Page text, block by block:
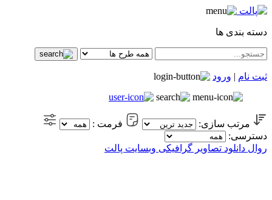
دسته بندی ها
ثبت نام | ورود
مرتب سازی:
فرمت :
دسترسی:
روال دانلود تصاویر گرافیکی وبسایت پالت